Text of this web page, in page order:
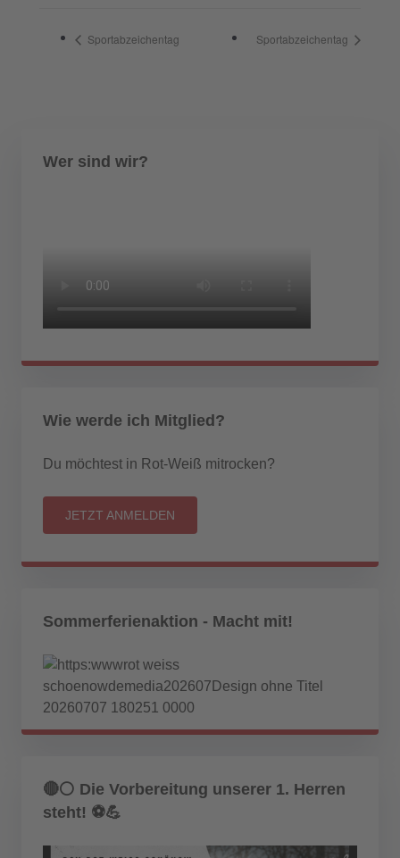
Sportabzeichentag Sportabzeichentag
Wer sind wir?
Wie werde ich Mitglied?
Du möchtest in Rot-Weiß mitrocken?
JETZT ANMELDEN
Sommerferienaktion - Macht mit!
🔴⚪ Die Vorbereitung unserer 1. Herren
steht! ⚽💪